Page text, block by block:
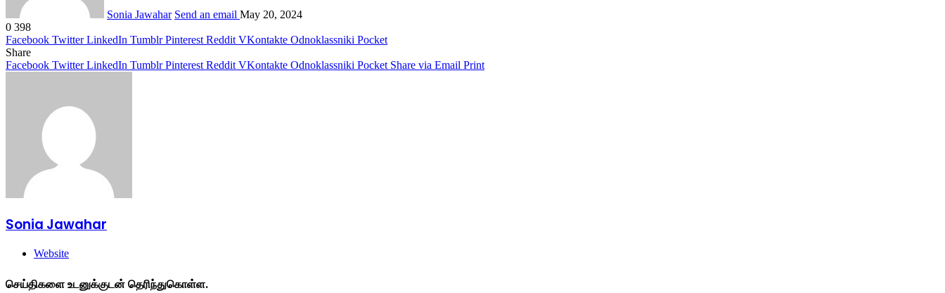
Sonia Jawahar Send an email May 20, 2024
0 398
Facebook Twitter LinkedIn Tumblr Pinterest Reddit VKontakte Odnoklassniki Pocket
Share
Facebook Twitter LinkedIn Tumblr Pinterest Reddit VKontakte Odnoklassniki Pocket Share via Email Print
Sonia Jawahar
Website
செய்திகளை உடனுக்குடன் தெரிந்துகொள்ள.